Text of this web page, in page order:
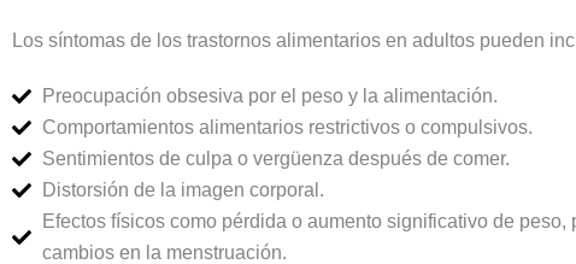
Los síntomas de los trastornos alimentarios en adultos pueden
Preocupación obsesiva por el peso y la alimentación.
Comportamientos alimentarios restrictivos o compulsivos.
Sentimientos de culpa o vergüenza después de comer.
Distorsión de la imagen corporal.
Efectos físicos como pérdida o aumento significativo de peso,
cambios en la menstruación.